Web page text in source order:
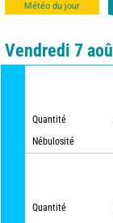
Météo du jour
Comparateur
Vendredi 7 aoû
Quantité
Nébulosité
Quantité